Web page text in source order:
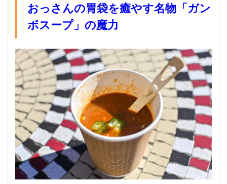
おっさんの胃袋を癒やす名物「ガン
ボスープ」の魔力